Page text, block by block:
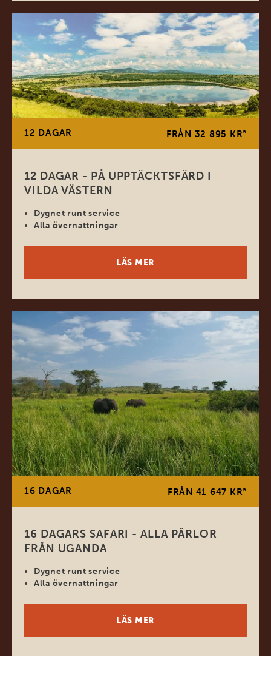
12 DAGAR FRÅN 32 895 KR*
12 DAGAR - PÅ UPPTÄCKTSFÄRD I
VILDA VÄSTERN
Dygnet runt service
Alla övernattningar
LÄS MER
16 DAGAR FRÅN 41 647 KR*
16 DAGARS SAFARI - ALLA PÄRLOR
FRÅN UGANDA
Dygnet runt service
Alla övernattningar
LÄS MER